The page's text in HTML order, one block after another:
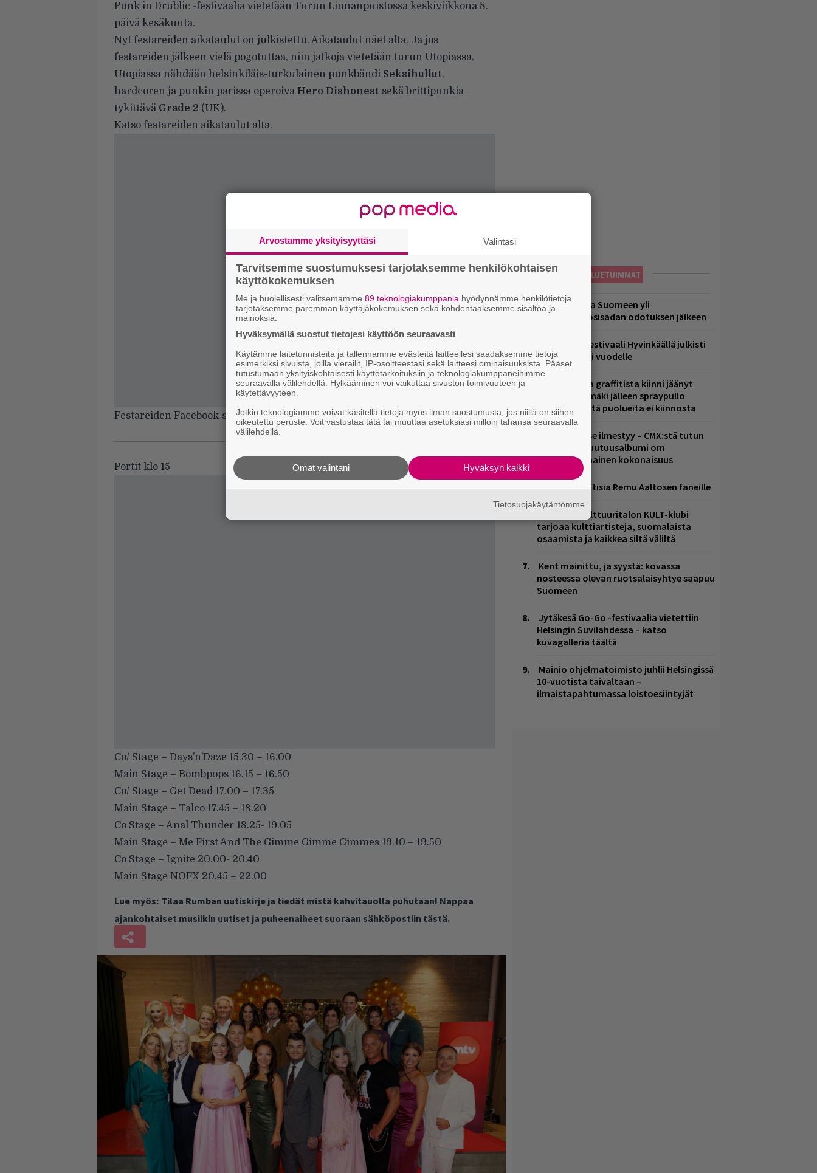
Punk in Drublic -festivaalia vietetään Turun Linnanpuistossa keskiviikkona 8.
päivä kesäkuuta.
Nyt festareiden aikataulut on julkistettu. Aikataulut näet alta. Ja jos
festareiden jälkeen vielä pogotuttaa, niin jatkoja vietetään turun Utopiassa.
Utopiassa nähdään helsinkiläis-turkulainen punkbändi Seksihullut,
hardcoren ja punkin parissa operoiva Hero Dishonest sekä brittipunkia
tykittävä Grade 2 (UK).
Katso festareiden aikataulut alta.
Festareiden Facebook-sivuille pääsettästä.
Portit klo 15
Co/ Stage – Days’n’Daze 15.30 – 16.00
Main Stage – Bombpops 16.15 – 16.50
Co/ Stage – Get Dead 17.00 – 17.35
Main Stage – Talco 17.45 – 18.20
Co Stage – Anal Thunder 18.25- 19.05
Main Stage – Me First And The Gimme Gimme Gimmes 19.10 – 19.50
Co Stage – Ignite 20.00- 20.40
Main Stage NOFX 20.45 – 22.00
Lue myös: Tilaa Rumban uutiskirje ja tiedät mistä kahvitauolla puhutaan! Nappaa
ajankohtaiset musiikin uutiset ja puheenaiheet suoraan sähköpostiin tästä.
LUETUIMMAT
Weezer palaa Suomeen yli
neljännesvuosisadan odotuksen jälkeen
Äärimetallifestivaali Hyvinkäällä julkisti
esiintyjiä ensi vuodelle
Laittomasta graffitista kiinni jäänyt
Paavo Arhinmäki jälleen spraypullo
kädessä – näitä puolueita ei kiinnosta
Huomenna se ilmestyy – CMX:stä tutun
A.W. Yrjänän uutuusalbumi om
mammuttimainen kokonaisuus
Mainioita uutisia Remu Aaltosen faneille
Helsingin Kulttuuritalon KULT-klubi
tarjoaa kulttiartisteja, suomalaista
osaamista ja kaikkea siltä väliltä
Kent mainittu, ja syystä: kovassa
nosteessa olevan ruotsalaisyhtye saapuu
Suomeen
Jytäkesä Go-Go -festivaalia vietettiin
Helsingin Suvilahdessa – katso
kuvagalleria täältä
Mainio ohjelmatoimisto juhlii Helsingissä
10-vuotista taivaltaan –
ilmaistapahtumassa loistoesiintyjät
Arvostamme yksityisyyttäsi Valintasi
Tarvitsemme suostumuksesi tarjotaksemme henkilökohtaisen
käyttökokemuksen
Me ja huolellisesti valitsemamme 89 teknologiakumppania hyödynnämme henkilötietoja
tarjotaksemme paremman käyttäjäkokemuksen sekä kohdentaaksemme sisältöä ja
mainoksia.
Hyväksymällä suostut tietojesi käyttöön seuraavasti
Käytämme laitetunnisteita ja tallennamme evästeitä laitteellesi saadaksemme tietoja
esimerkiksi sivuista, joilla vierailit, IP-osoitteestasi sekä laitteesi ominaisuuksista. Pääset
tutustumaan yksityiskohtaisesti käyttötarkoituksiin ja teknologiakumppaneihimme
seuraavalla välilehdellä. Hylkääminen voi vaikuttaa sivuston toimivuuteen ja
käytettävyyteen.
Jotkin teknologiamme voivat käsitellä tietoja myös ilman suostumusta, jos niillä on siihen
oikeutettu peruste. Voit vastustaa tätä tai muuttaa asetuksiasi milloin tahansa seuraavalla
välilehdellä.
Hyväksyn kaikki
Omat valintani
Tietosuojakäytäntömme